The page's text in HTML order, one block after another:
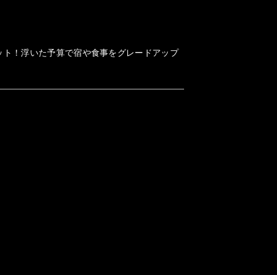
！浮いた予算で宿や食事をグレードアップ